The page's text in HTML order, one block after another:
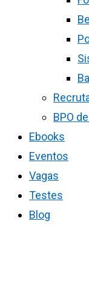
BPO
Ebooks
Eventos
Vagas
Testes
Blog